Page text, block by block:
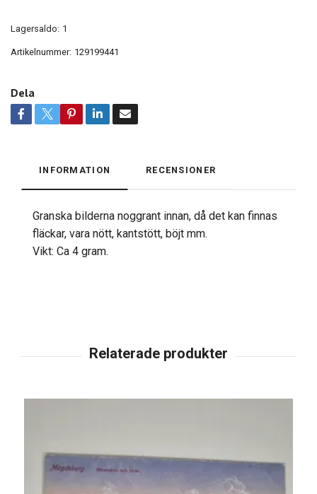
Lagersaldo: 1
Artikelnummer: 129199441
Dela
INFORMATION RECENSIONER
Granska bilderna noggrant innan, då det kan finnas
fläckar, vara nött, kantstött, böjt mm.
Vikt: Ca 4 gram.